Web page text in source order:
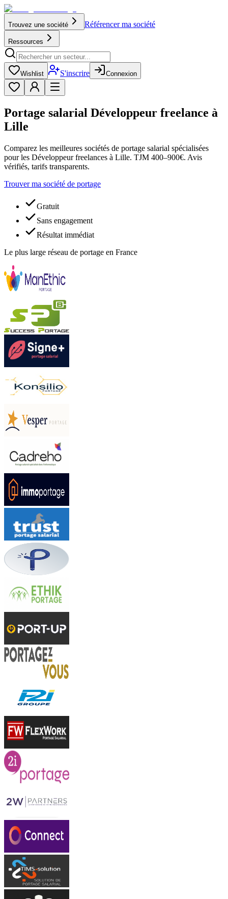
Trouvez une société Référencer ma société
Ressources
Wishlist S'inscrire Connexion
Portage salarial Développeur freelance à
Lille
Comparez les meilleures sociétés de portage salarial spécialisées
pour les Développeur freelances à Lille. TJM 400–900€. Avis
vérifiés, tarifs transparents.
Trouver ma société de portage
Gratuit
Sans engagement
Résultat immédiat
Le plus large réseau de portage en France